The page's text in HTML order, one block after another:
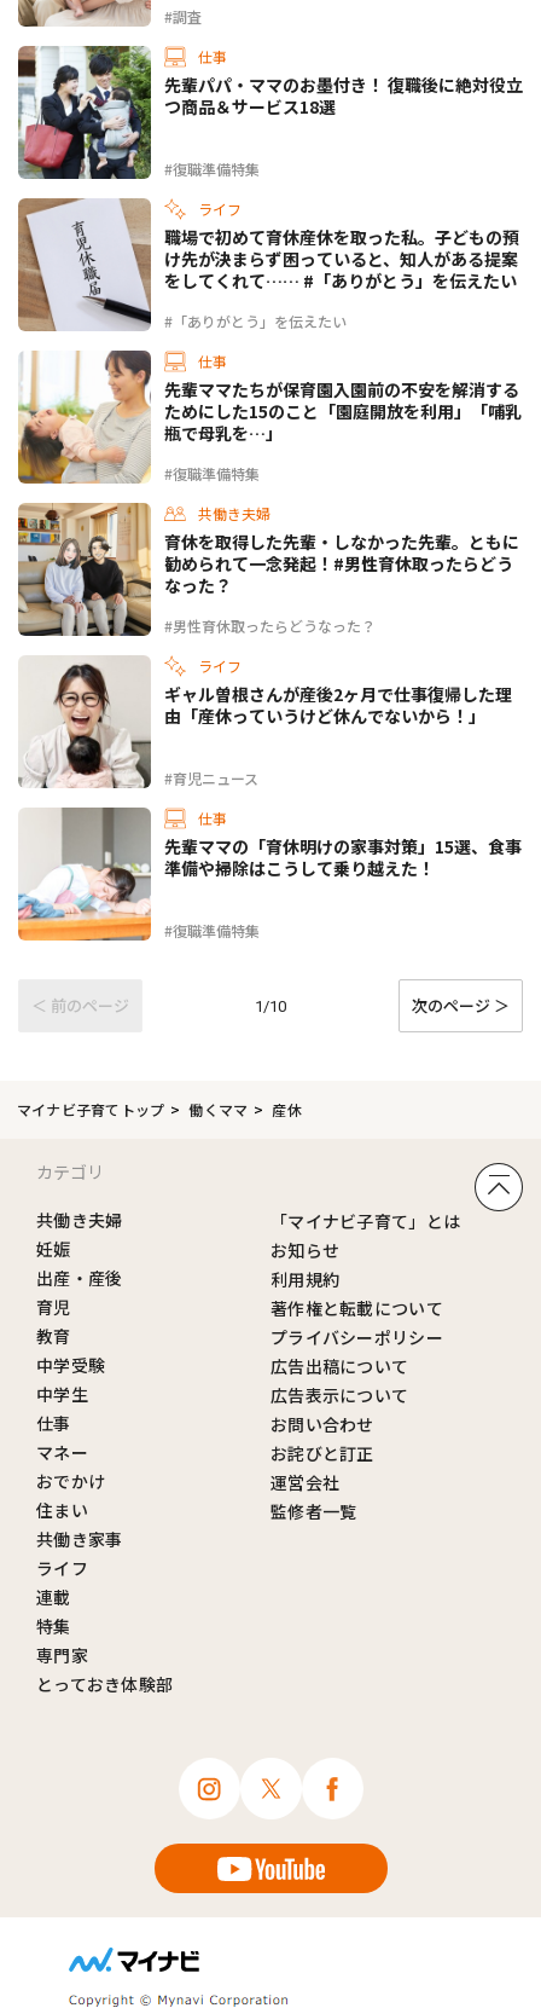
#調査
仕事
#復職準備特集
先輩パパ・ママのお墨付き！ 復職後に絶対役立
つ商品＆サービス18選
ライフ
#「ありがとう」を伝えたい
職場で初めて育休産休を取った私。子どもの預
け先が決まらず困っていると、知人がある提案
をしてくれて…… #「ありがとう」を伝えたい
仕事
#復職準備特集
先輩ママたちが保育園入園前の不安を解消する
ためにした15のこと「園庭開放を利用」「哺乳
瓶で母乳を…」
共働き夫婦
#男性育休取ったらどうなった？
育休を取得した先輩・しなかった先輩。ともに
勧められて一念発起！#男性育休取ったらどう
なった？
ライフ
#育児ニュース
ギャル曽根さんが産後2ヶ月で仕事復帰した理
由「産休っていうけど休んでないから！」
仕事
#復職準備特集
先輩ママの「育休明けの家事対策」15選、食事
準備や掃除はこうして乗り越えた！
＜ 前のページ 1/10 次のページ ＞
マイナビ子育てトップ 働くママ 産休
カテゴリ
共働き夫婦
妊娠
出産・産後
育児
教育
中学受験
中学生
仕事
マネー
おでかけ
住まい
共働き家事
ライフ
連載
特集
専門家
とっておき体験部
「マイナビ子育て」とは
お知らせ
利用規約
著作権と転載について
プライバシーポリシー
広告出稿について
広告表示について
お問い合わせ
お詫びと訂正
運営会社
監修者一覧